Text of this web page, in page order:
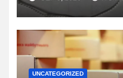
UNCATEGORIZED